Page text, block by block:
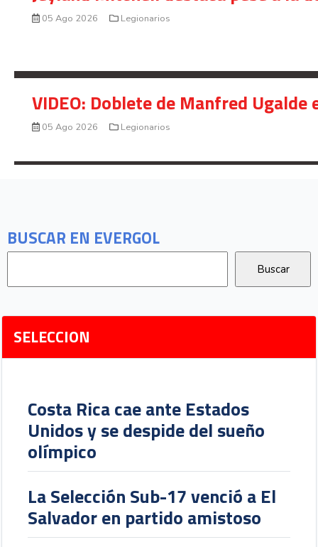
BUSCAR EN EVERGOL
SELECCION
Costa Rica cae ante Estados
Unidos y se despide del sueño
olímpico
La Selección Sub-17 venció a El
Salvador en partido amistoso
05 Ago 2026 Legionarios
VIDEO: Doblete de Manfred
05 Ago 2026 Legionarios